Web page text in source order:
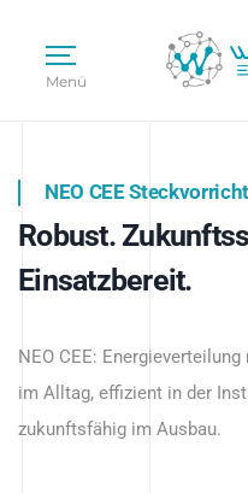
Menü
Intelligente
NEO CEE
Robust.
Einsatzbereit.
NEO CEE:
im Alltag, effizient in der
zukunftsfähig im Ausbau.
Intelligenz trifft
Anwendungen – robust, IP-
zukunftsfähig.